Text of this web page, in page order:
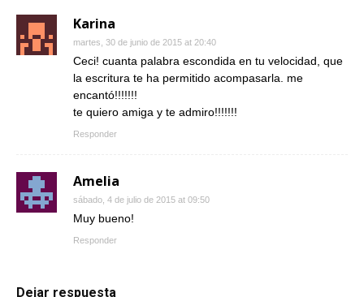
Karina
martes, 30 de junio de 2015 at 20:40
Ceci! cuanta palabra escondida en tu velocidad, que
la escritura te ha permitido acompasarla. me
encantó!!!!!!!
te quiero amiga y te admiro!!!!!!!
Responder
Amelia
sábado, 4 de julio de 2015 at 09:50
Muy bueno!
Responder
Dejar respuesta